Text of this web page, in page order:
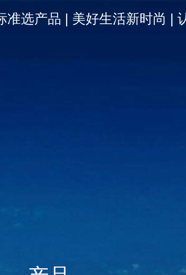
准选产品 | 美好生活新时尚 |